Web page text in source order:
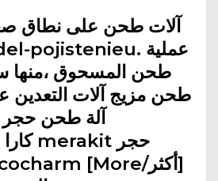
آلات طحن على نطاق
طحن المسحوق ،منها
طحن مزيج آلات التعدين
آلة طحن